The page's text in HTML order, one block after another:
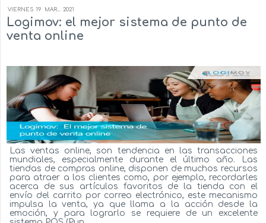
VIERNES 19 MAR... 2021
Logimov: el mejor sistema de punto de
venta online
Las ventas online, son tendencia en las transacciones
mundiales, especialmente durante el último año. Las
tiendas de compras online, disponen de muchos recursos
para atraer a los clientes como, por ejemplo, recordarles
acerca de sus artículos favoritos de la tienda con el
envío del carrito por correo electrónico, este mecanismo
impulsa la venta, ya que llama a la acción desde la
emoción, y para lograrlo se requiere de un excelente